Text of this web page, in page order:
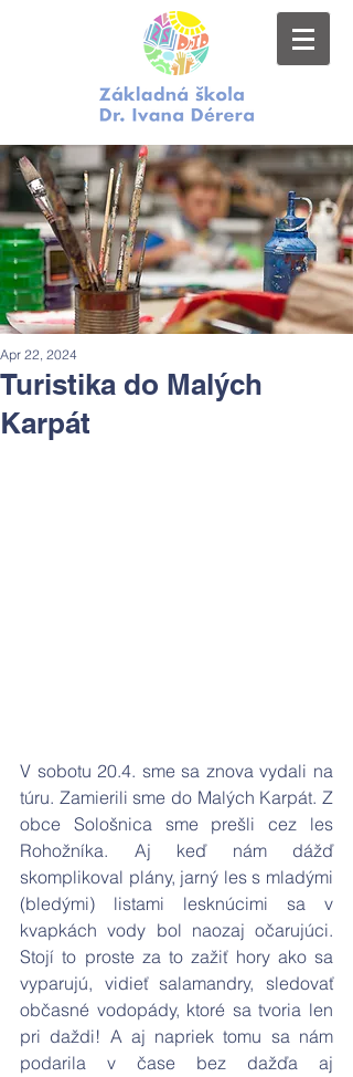
Turistika do Malých
Karpát
Apr 22, 2024
V sobotu 20.4. sme sa znova vydali na
túru. Zamierili sme do Malých Karpát. Z
obce Sološnica sme prešli cez les
Rohožníka. Aj keď nám dážď
skomplikoval plány, jarný les s mladými
(bledými) listami lesknúcimi sa v
kvapkách vody bol naozaj očarujúci.
Stojí to proste za to zažiť hory ako sa
vyparujú, vidieť salamandry, sledovať
občasné vodopády, ktoré sa tvoria len
pri daždi! A aj napriek tomu sa nám
podarila v čase bez dažďa aj